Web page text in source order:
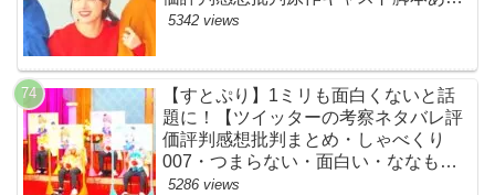
すじ伏線まとめ犯人黒幕・ドラマ・交
5342 views
【すとぷり】1ミリも面白くないと話
題に！【ツイッターの考察ネタバレ評
価評判感想批判まとめ・しゃべくり
007・つまらない・面白い・ななも
り。・ジェル・さとみ・ころん・るぅ
5286 views